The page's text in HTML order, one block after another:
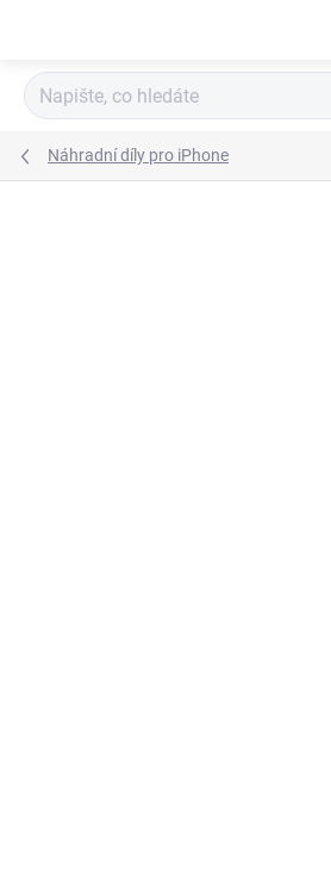
Náhradní díly pro iPhone